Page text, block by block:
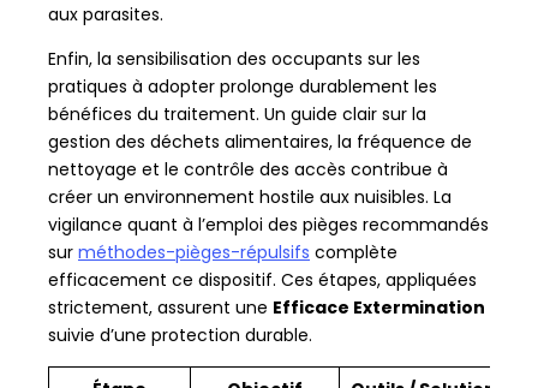
aux parasites.
Enfin, la sensibilisation des occupants sur les
pratiques à adopter prolonge durablement les
bénéfices du traitement. Un guide clair sur la
gestion des déchets alimentaires, la fréquence de
nettoyage et le contrôle des accès contribue à
créer un environnement hostile aux nuisibles. La
vigilance quant à l’emploi des pièges recommandés
sur méthodes-pièges-répulsifs complète
efficacement ce dispositif. Ces étapes, appliquées
strictement, assurent une Efficace Extermination
suivie d’une protection durable.